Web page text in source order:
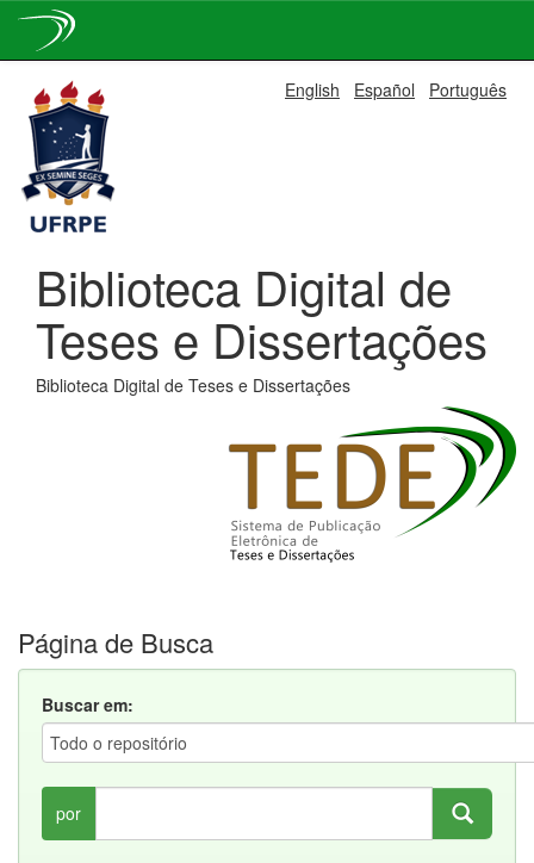
navigation
English Español Português
Biblioteca Digital de
Teses e Dissertações
Biblioteca Digital de Teses e Dissertações
Página de Busca
Buscar em:
por